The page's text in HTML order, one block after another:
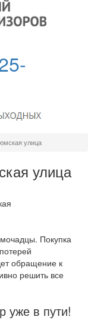
улица
улица
Покупка
обращение к
решить все
уже в пути!